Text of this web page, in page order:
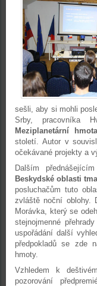
sešli, aby si mohli
Srby, pracovníka
Meziplanetární
století. Autor v
očekávané projekty a
Dalším
Beskydské oblasti
posluchačům tuto
zvláště noční oblohy.
Morávka, který se
stejnojmenné
uspořádání další
předpokladů se zde
hmoty.
Vzhledem k
pozorování